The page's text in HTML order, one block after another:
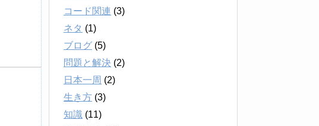
コード関連 (3)
ネタ (1)
ブログ (5)
問題と解決 (2)
日本一周 (2)
生き方 (3)
知識 (11)